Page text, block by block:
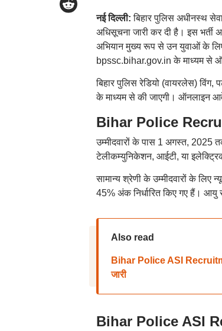
नई दिल्ली: बिहार पुलिस अधीनस्थ
अधिसूचना जारी कर दी है। इस भर्ती
अभियान मुख्य रूप से उन युवाओं के
bpssc.bihar.gov.in के माध्यम से
बिहार पुलिस रेडियो (वायरलेस) विंग,
के माध्यम से की जाएगी। ऑनलाइन
Bihar Police
उम्मीदवारों के पास 1 अगस्त, 2025
टेलीकम्युनिकेशन, आईटी, या
सामान्य श्रेणी के उम्मीदवारों के
45% अंक निर्धारित किए गए हैं। आयु
Also read
Bihar Police ASI
जारी
Bihar Police ASI